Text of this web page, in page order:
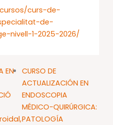
curs-de-
de-
nivell-1-2025-2026/
EN
CURSO DE
ACTUALIZACIÓN EN
ENDOSCOPIA
MÉDICO-QUIRÚRGICA:
PATOLOGÍA